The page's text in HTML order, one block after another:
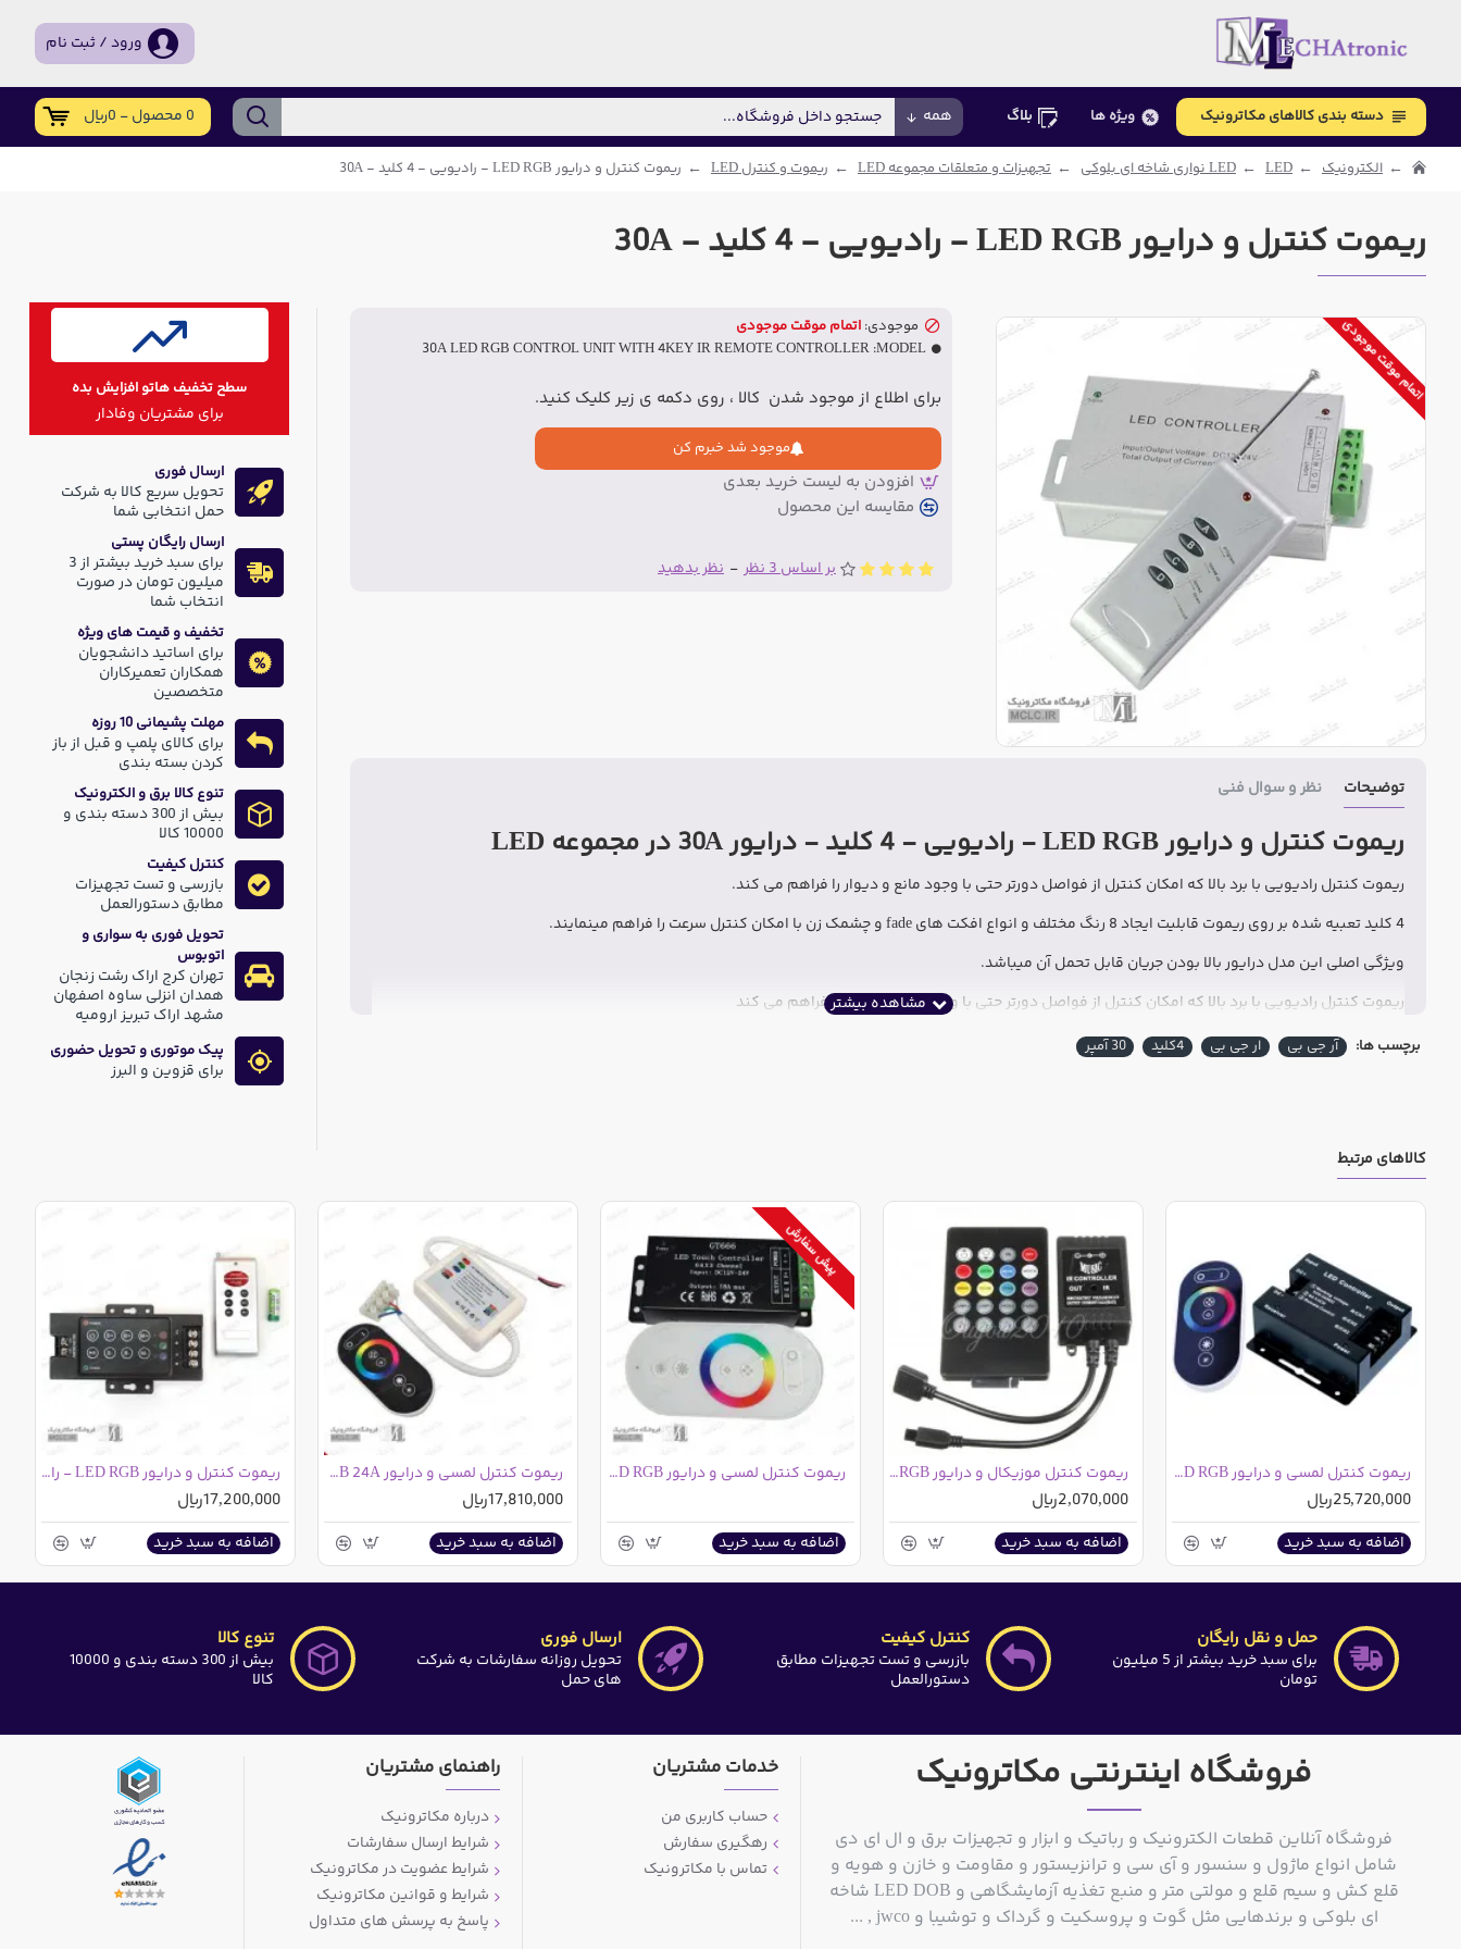
ورود / ثبت نام
دسته بندی کالاهای مکاترونیک ویژه ها بلاگ همه 0 محصول - 0ریال
الکترونیک LED LED نواری شاخه ای بلوکی تجهیزات و متعلقات مجموعه LED ریموت و کنترل LED ریموت کنترل و درایور LED RGB - رادیویی - 4 کلید - 30A
ریموت کنترل و درایور LED RGB - رادیویی - 4 کلید - 30A
اتمام موقت موجودی
بر اساس 3 نظر - نظر بدهید
موجودی: اتمام موقت موجودی
MODEL:
30A LED RGB CONTROL UNIT WITH 4KEY IR REMOTE CONTROLLER
برای اطلاع از موجود شدن کالا ، روی دکمه ی زیر کلیک کنید.
موجود شد خبرم کن
افزودن به لیست خرید بعدی
مقایسه این محصول
توضیحات نظر و سوال فنی
ریموت کنترل و درایور LED RGB - رادیویی - 4 کلید - درایور 30A در مجموعه LED
ریموت کنترل رادیویی با برد بالا که امکان کنترل از فواصل دورتر حتی با وجود مانع و دیوار را فراهم می کند.
4 کلید تعبیه شده بر روی ریموت قابلیت ایجاد 8 رنگ مختلف و انواع افکت های fade و چشمک زن با امکان کنترل سرعت را فراهم مینمایند.
ویژگی اصلی این مدل درایور بالا بودن جریان قابل تحمل آن میباشد.
ریموت کنترل رادیویی با برد بالا که امکان کنترل از فواصل دورتر حتی با وجود مانع و دیوار را فراهم می کند
برچسب ها: آر جی بی ار جی بی 4کلید 30 آمپر
سطح تخفیف هاتو افزایش بده
برای مشتریان وفادار
ارسال فوری
تحویل سریع کالا به شرکت
حمل انتخابی شما
ارسال رایگان پستی
برای سبد خرید بیشتر از 3
میلیون تومان در صورت
انتخاب شما
تخفیف و قیمت های ویژه
برای اساتید دانشجویان
همکاران تعمیرکاران
متخصصین
مهلت پشیمانی 10 روزه
برای کالای پلمپ و قبل از باز
کردن بسته بندی
تنوع کالا برق و الکترونیک
بیش از 300 دسته بندی و
10000 کالا
کنترل کیفیت
بازرسی و تست تجهیزات
مطابق دستورالعمل
تحویل فوری به سواری و
اتوبوس
تهران کرج اراک رشت زنجان
همدان انزلی ساوه اصفهان
مشهد اراک تبریز ارومیه
پیک موتوری و تحویل حضوری
برای قزوین و البرز
کالاهای مرتبط
ریموت کنترل لمسی و درایور LED RGB مرغوب
25,720,000ریال
اضافه به سبد خرید
ریموت کنترل موزیکال و درایور LED RGB - مادون قرمز - 20 کلید - درایور 6A
2,070,000ریال
اضافه به سبد خرید
پیش سفارش
ریموت کنترل لمسی و درایور LED RGB مدل GT666
اضافه به سبد خرید
ریموت کنترل لمسی و درایور LED RGB 24A
17,810,000ریال
اضافه به سبد خرید
ریموت کنترل و درایور LED RGB - رادیویی - 8 کلید - 30A
17,200,000ریال
اضافه به سبد خرید
حمل و نقل رایگان
برای سبد خرید بیشتر از 5 میلیون
تومان
کنترل کیفیت
بازرسی و تست تجهیزات مطابق
دستورالعمل
ارسال فوری
تحویل روزانه سفارشات به شرکت
های حمل
تنوع کالا
بیش از 300 دسته بندی و 10000
کالا
فروشگاه اینترنتی مکاترونیک
فروشگاه آنلاین قطعات الکترونیک و رباتیک و ابزار و تجهیزات برق و ال ای دی
شامل انواع ماژول و سنسور و آی سی و ترانزیستور و مقاومت و خازن و هویه و
قلع کش و سیم قلع و مولتی متر و منبع تغذیه آزمایشگاهی و LED DOB شاخه
ای بلوکی و برندهایی مثل گوت و پروسکیت و گرداک و توشیبا و jwco , ...
خدمات مشتریان
حساب کاربری من
رهگیری سفارش
تماس با مکاترونیک
راهنمای مشتریان
درباره مکاترونیک
شرایط ارسال سفارشات
شرایط عضویت در مکاترونیک
شرایط و قوانین مکاترونیک
پاسخ به پرسش های متداول